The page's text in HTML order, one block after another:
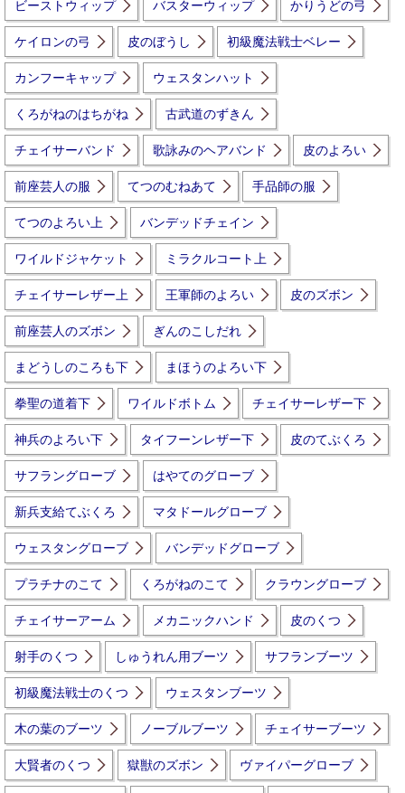
ビーストウィップ バスターウィップ かりうどの弓
ケイロンの弓 皮のぼうし 初級魔法戦士ベレー
カンフーキャップ ウェスタンハット
くろがねのはちがね 古武道のずきん
チェイサーバンド 歌詠みのヘアバンド 皮のよろい
前座芸人の服 てつのむねあて 手品師の服
てつのよろい上 バンデッドチェイン
ワイルドジャケット ミラクルコート上
チェイサーレザー上 王軍師のよろい 皮のズボン
前座芸人のズボン ぎんのこしだれ
まどうしのころも下 まほうのよろい下
拳聖の道着下 ワイルドボトム チェイサーレザー下
神兵のよろい下 タイフーンレザー下 皮のてぶくろ
サフラングローブ はやてのグローブ
新兵支給てぶくろ マタドールグローブ
ウェスタングローブ バンデッドグローブ
プラチナのこて くろがねのこて クラウングローブ
チェイサーアーム メカニックハンド 皮のくつ
射手のくつ しゅうれん用ブーツ サフランブーツ
初級魔法戦士のくつ ウェスタンブーツ
木の葉のブーツ ノーブルブーツ チェイサーブーツ
大賢者のくつ 獄獣のズボン ヴァイパーグローブ